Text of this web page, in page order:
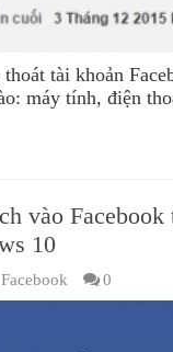
thoát tài khoản
máy tính, điện
vào
10
Facebook 0